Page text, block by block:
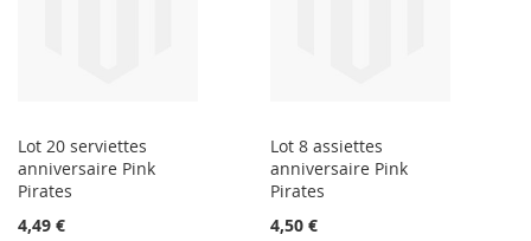
Lot 20 serviettes
anniversaire Pink
Pirates
4,49 €
Lot 8 assiettes
anniversaire Pink
Pirates
4,50 €